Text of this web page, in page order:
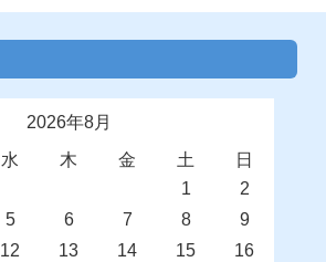
2026年8月
水 木 金 土
日
1
2
5 6 7 8
9
12 13 14 15
16